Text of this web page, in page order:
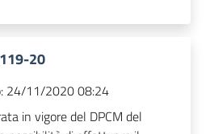
20
24/11/2020 08:24
in vigore del DPCM del